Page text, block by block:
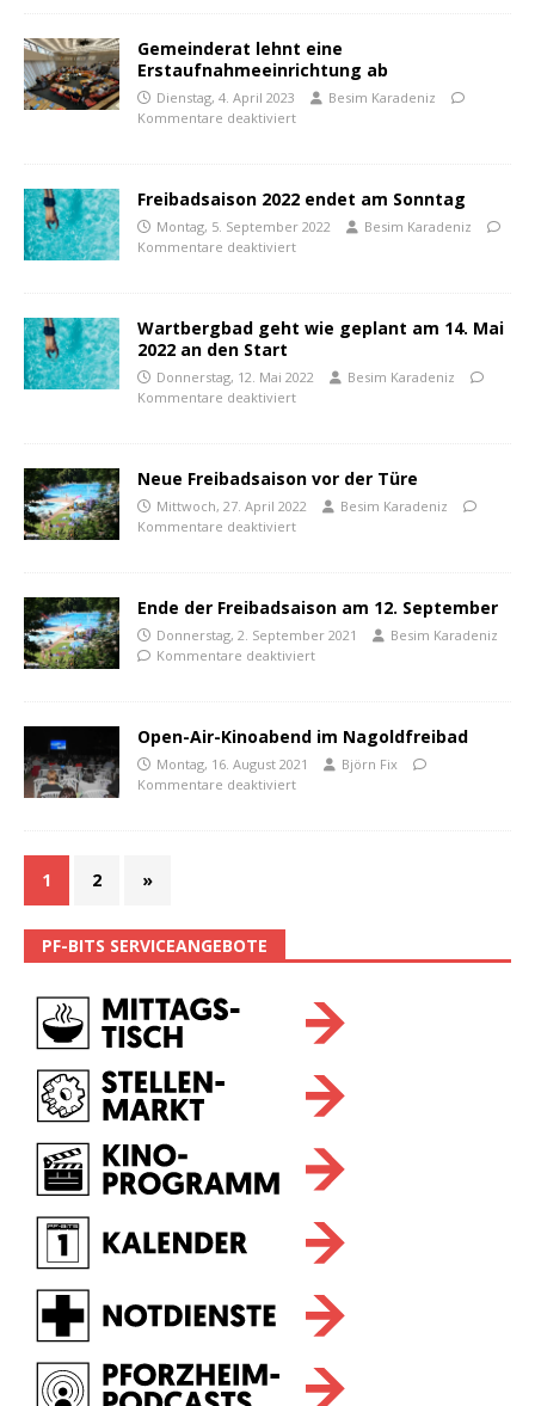
Gemeinderat lehnt eine
Erstaufnahmeeinrichtung ab
Dienstag, 4. April 2023
Besim Karadeniz
Kommentare deaktiviert
Freibadsaison 2022 endet am Sonntag
Montag, 5. September 2022
Besim Karadeniz
Kommentare deaktiviert
Wartbergbad geht wie geplant am 14. Mai
2022 an den Start
Donnerstag, 12. Mai 2022
Besim Karadeniz
Kommentare deaktiviert
Neue Freibadsaison vor der Türe
Mittwoch, 27. April 2022
Besim Karadeniz
Kommentare deaktiviert
Ende der Freibadsaison am 12. September
Donnerstag, 2. September 2021
Besim Karadeniz
Kommentare deaktiviert
Open-Air-Kinoabend im Nagoldfreibad
Montag, 16. August 2021
Björn Fix
Kommentare deaktiviert
1 2 »
PF-BITS SERVICEANGEBOTE